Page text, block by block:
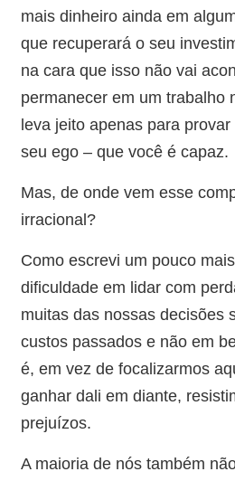
mais dinheiro ainda em
que recuperará o seu
na cara que isso não vai
permanecer em um trabalho
leva jeito apenas para
seu ego – que você é capaz.
Mas, de onde vem esse
irracional?
Como escrevi um pouco
dificuldade em lidar com
muitas das nossas decisões
custos passados e não em
é, em vez de focalizarmos
ganhar dali em diante,
prejuízos.
A maioria de nós também